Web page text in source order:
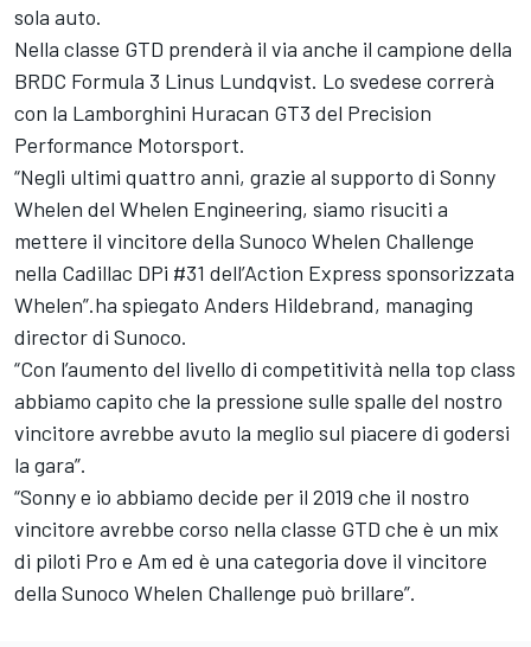
sola auto.
Nella classe GTD prenderà il via anche il campione della
BRDC Formula 3 Linus Lundqvist. Lo svedese correrà
con la Lamborghini Huracan GT3 del Precision
Performance Motorsport.
“Negli ultimi quattro anni, grazie al supporto di Sonny
Whelen del Whelen Engineering, siamo risuciti a
mettere il vincitore della Sunoco Whelen Challenge
nella Cadillac DPi #31 dell’Action Express sponsorizzata
Whelen”.ha spiegato Anders Hildebrand, managing
director di Sunoco.
“Con l’aumento del livello di competitività nella top class
abbiamo capito che la pressione sulle spalle del nostro
vincitore avrebbe avuto la meglio sul piacere di godersi
la gara”.
“Sonny e io abbiamo decide per il 2019 che il nostro
vincitore avrebbe corso nella classe GTD che è un mix
di piloti Pro e Am ed è una categoria dove il vincitore
della Sunoco Whelen Challenge può brillare”.